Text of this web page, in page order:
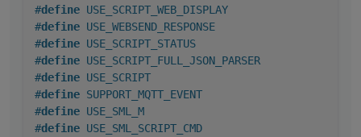
vC=""
rSW="01060002000"
vSW=""
>BS
+>subscribe V, cmnd/%topic%/tvolt
+>subscribe C, cmnd/%topic%/tampere
+>subscribe SW, cmnd/%topic%/tpow
>B
->sensor53 r
#define USE_SCRIPT_WEB_DISPLAY
#define USE_WEBSEND_RESPONSE
#define USE_SCRIPT_STATUS
#define USE_SCRIPT_FULL_JSON_PARSER
#define USE_SCRIPT
#define SUPPORT_MQTT_EVENT
#define USE_SML_M
#define USE_SML_SCRIPT_CMD